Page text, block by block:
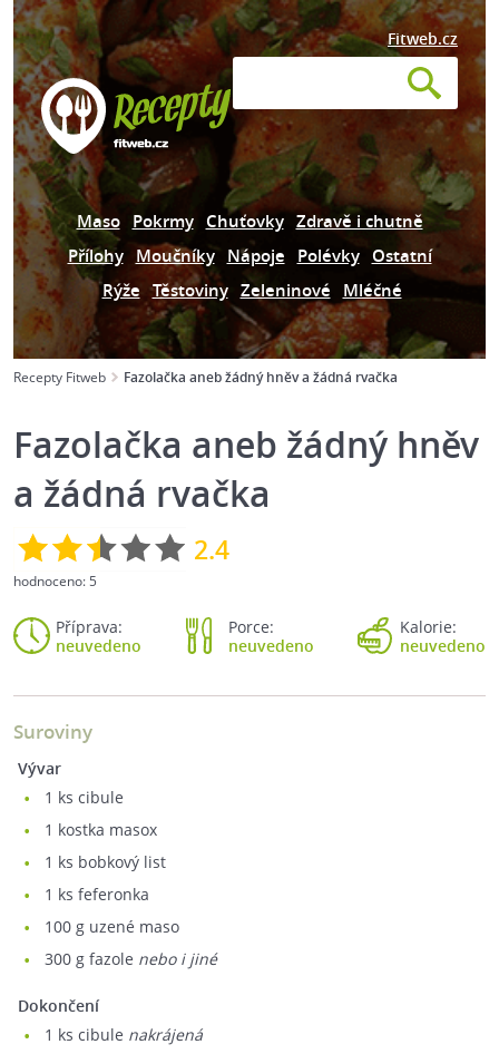
Fitweb.cz
Maso Pokrmy Chuťovky Zdravě i chutně
Přílohy Moučníky Nápoje Polévky Ostatní
Rýže Těstoviny Zeleninové Mléčné
Recepty Fitweb Fazolačka aneb žádný hněv a žádná rvačka
Fazolačka aneb žádný hněv
a žádná rvačka
2.4
hodnoceno:5
Příprava:
neuvedeno
Porce:
neuvedeno
Kalorie:
neuvedeno
Suroviny
Vývar
1 ks cibule
1 kostka masox
1 ks bobkový list
1 ks feferonka
100 g uzené maso
300 g fazole nebo i jiné
Dokončení
1 ks cibule nakrájená